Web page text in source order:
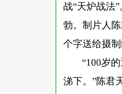
战“天炉战法”
勃。制片人
个字送给摄
“100岁
涕下。 ”陈君